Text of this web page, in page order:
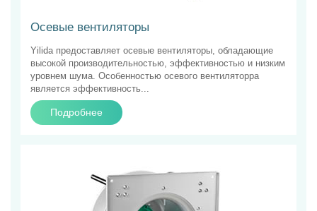
Осевые вентиляторы
Yilida предоставляет осевые вентиляторы, обладающие
высокой производительностью, эффективностью и низким
уровнем шума. Особенностью осевого вентиляторра
является эффективность...
Подробнее